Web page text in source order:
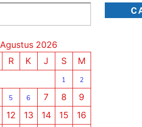
Agustus 2026
R K J S M
1 2
5 6 7 8
9
12 13 14 15
16